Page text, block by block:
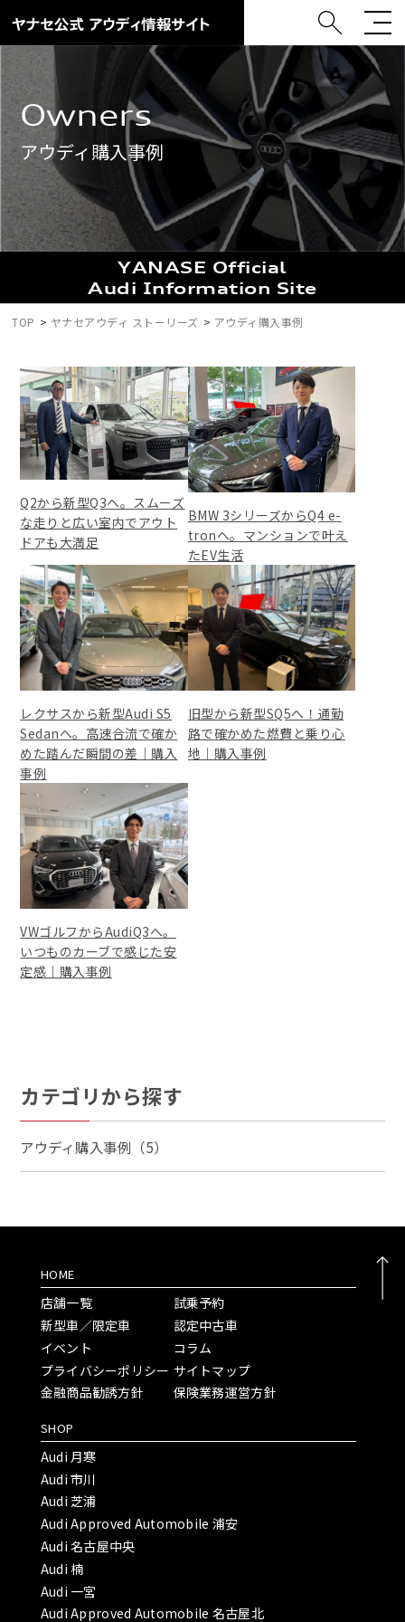
Owners
アウディ購入事例
YANASE Official
Audi Information Site
TOP ヤナセアウディ ストーリーズ アウディ購入事例
Q2から新型Q3へ。スムーズ
な走りと広い室内でアウト
ドアも大満足
BMW 3シリーズからQ4 e-
tronへ。マンションで叶え
たEV生活
レクサスから新型Audi S5
Sedanへ。高速合流で確か
めた踏んだ瞬間の差｜購入
事例
旧型から新型SQ5へ！通勤
路で確かめた燃費と乗り心
地｜購入事例
VWゴルフからAudiQ3へ。
いつものカーブで感じた安
定感｜購入事例
カテゴリから探す
アウディ購入事例（5）
HOME
店舗一覧
新型車／限定車
イベント
プライバシーポリシー
金融商品勧誘方針
試乗予約
認定中古車
コラム
サイトマップ
保険業務運営方針
SHOP
Audi 月寒
Audi 市川
Audi 芝浦
Audi Approved Automobile 浦安
Audi 名古屋中央
Audi 楠
Audi 一宮
Audi Approved Automobile 名古屋北